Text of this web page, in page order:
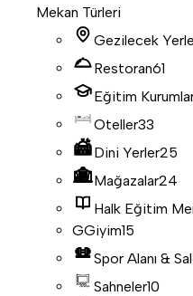
Mekan Türleri
Gezilecek
Restoran61
Eğitim
Oteller33
Dini Yerler25
Mağazalar24
Halk Eğitim
GGiyim15
Spor Alanı &
Sahneler10